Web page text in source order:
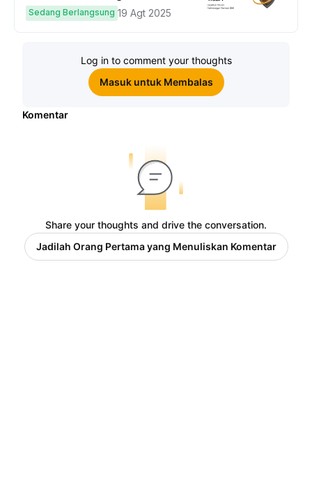
hingga $50
Sedang Berlangsung 19 Agt 2025
Log in to comment your thoughts
Masuk untuk Membalas
Komentar
Share your thoughts and drive the conversation.
Jadilah Orang Pertama yang Menuliskan Komentar